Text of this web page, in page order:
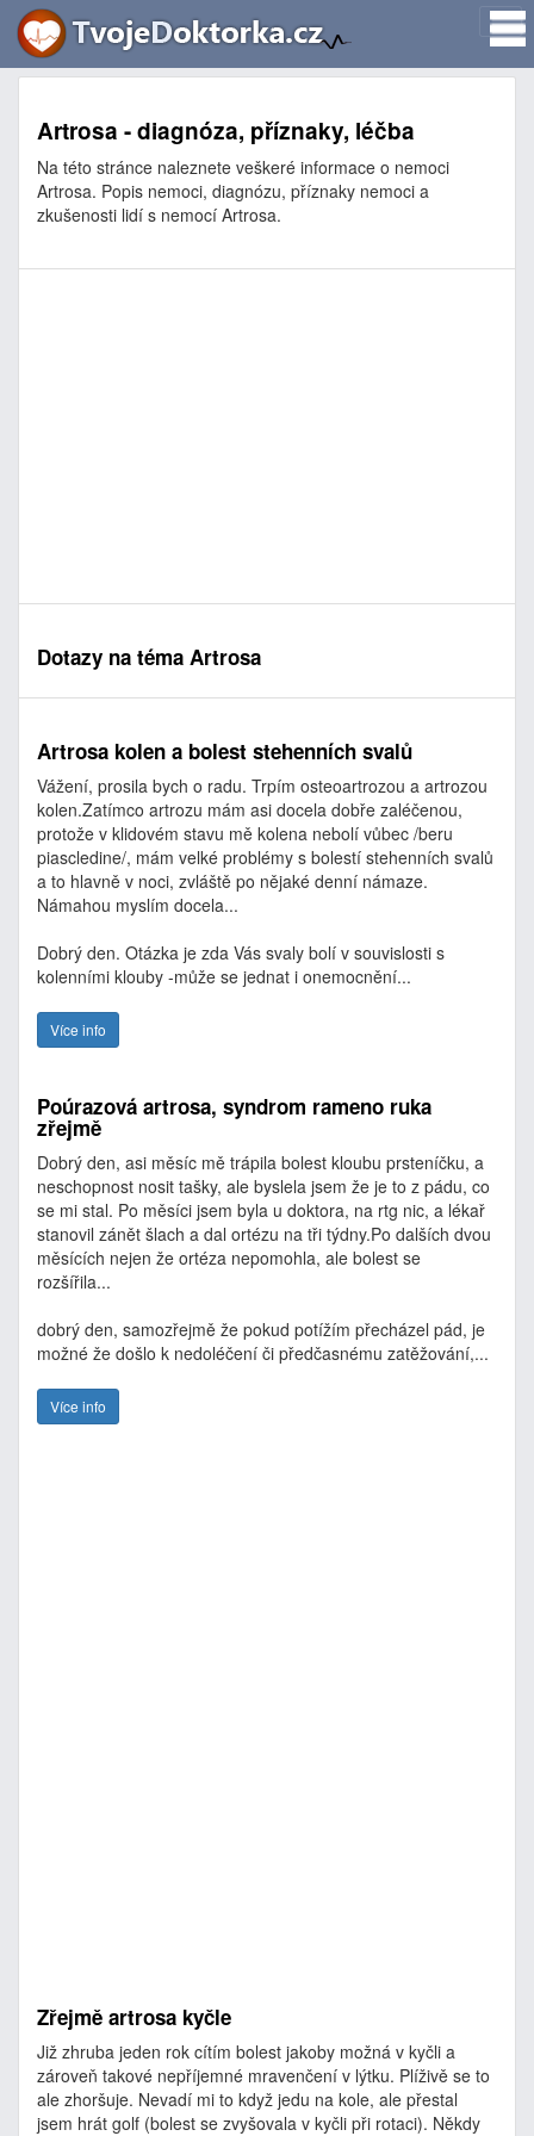
Artrosa - diagnóza, příznaky, léčba
Na této stránce naleznete veškeré informace o nemoci
Artrosa. Popis nemoci, diagnózu, příznaky nemoci a
zkušenosti lidí s nemocí Artrosa.
Dotazy na téma Artrosa
Artrosa kolen a bolest stehenních svalů
Vážení, prosila bych o radu. Trpím osteoartrozou a artrozou
kolen.Zatímco artrozu mám asi docela dobře zaléčenou,
protože v klidovém stavu mě kolena nebolí vůbec /beru
piascledine/, mám velké problémy s bolestí stehenních svalů
a to hlavně v noci, zvláště po nějaké denní námaze.
Námahou myslím docela...
Dobrý den. Otázka je zda Vás svaly bolí v souvislosti s
kolenními klouby -může se jednat i onemocnění...
Více info
Poúrazová artrosa, syndrom rameno ruka
zřejmě
Dobrý den, asi měsíc mě trápila bolest kloubu prsteníčku, a
neschopnost nosit tašky, ale byslela jsem že je to z pádu, co
se mi stal. Po měsíci jsem byla u doktora, na rtg nic, a lékař
stanovil zánět šlach a dal ortézu na tři týdny.Po dalších dvou
měsících nejen že ortéza nepomohla, ale bolest se
rozšířila...
dobrý den, samozřejmě že pokud potížím přecházel pád, je
možné že došlo k nedoléčení či předčasnému zatěžování,...
Více info
Zřejmě artrosa kyčle
Již zhruba jeden rok cítím bolest jakoby možná v kyčli a
zároveň takové nepříjemné mravenčení v lýtku. Plíživě se to
ale zhoršuje. Nevadí mi to když jedu na kole, ale přestal
jsem hrát golf (bolest se zvyšovala v kyčli při rotaci). Někdy